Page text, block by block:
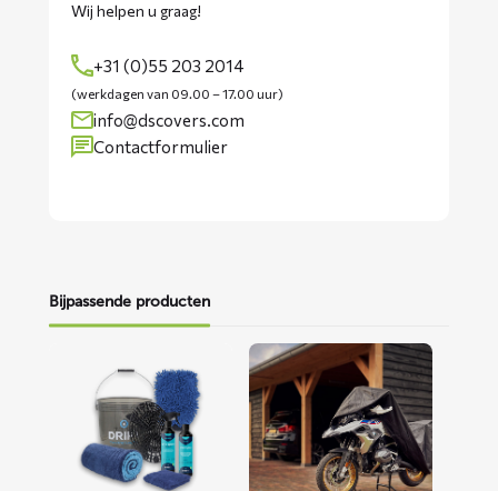
Wij helpen u graag!
+31 (0)55 203 2014
(werkdagen van 09.00 – 17.00 uur)
info@dscovers.com
Contactformulier
Bijpassende producten
Motorwaspakket
Lees
meer
over
ALFA
motorhoes